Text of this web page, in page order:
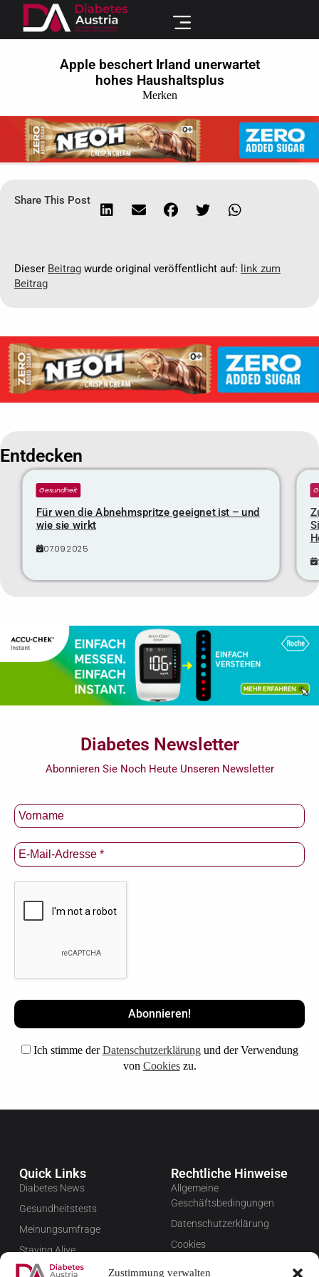
Zustimmung verwalten
Apple beschert Irland unerwartet
hohes Haushaltsplus
Merken
Share This Post
Dieser Beitrag wurde original veröffentlicht auf: link zum
Beitrag
Entdecken
Gesundheit
Für wen die Abnehmspritze geeignet ist – und
wie sie wirkt
07.09.2025
Diabetes Newsletter
Abonnieren Sie Noch Heute Unseren Newsletter
Ich stimme derDatenschutzerklärungund der Verwendung
von Cookieszu.
Quick Links
Diabetes News
Gesundheitstests
Meinungsumfrage
Staying Alive
Favoriten
Rechtliche Hinweise
Allgemeine
Geschäftsbedingungen
Datenschutzerklärung
Cookies